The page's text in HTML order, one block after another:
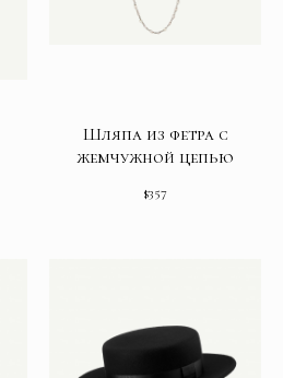
Шляпа из фетра с
жемчужной цепью
$357